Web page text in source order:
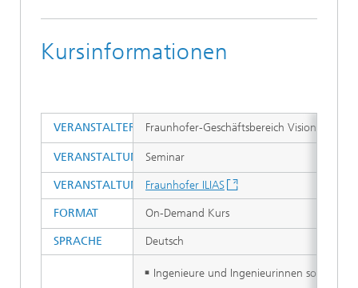
Kursinformationen
Fraunhofer-Geschäftsbereich Vision
Seminar
Fraunhofer ILIAS
On-Demand Kurs
Deutsch
Ingenieure und Ingenieurinnen sowie
VERANSTALTER
VERANSTALTUNGSTYP
VERANSTALTUNGSORT
FORMAT
SPRACHE